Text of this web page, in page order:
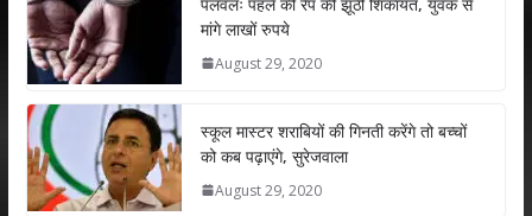
s
A
p
p
b
o
k
er e
dI
n
l e
मांगे लाखों रुपये
August 29, 2020
स्कूल मास्टर शराबियों की गिनती करेंगे तो बच्चों
को कब पढ़ाएंगे, सुरेजवाला
August 29, 2020